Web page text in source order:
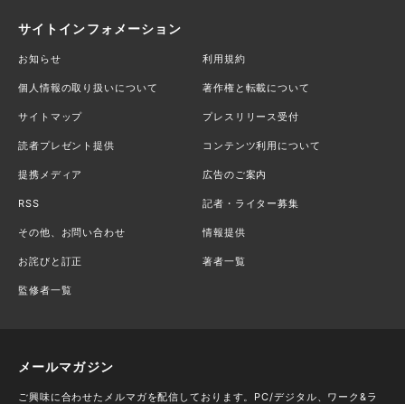
サイトインフォメーション
お知らせ 利用規約
個人情報の取り扱いについて 著作権と転載について
サイトマップ プレスリリース受付
読者プレゼント提供 コンテンツ利用について
提携メディア 広告のご案内
RSS 記者・ライター募集
その他、お問い合わせ 情報提供
お詫びと訂正 著者一覧
監修者一覧
メールマガジン
ご興味に合わせたメルマガを配信しております。PC/デジタル、ワーク&ラ